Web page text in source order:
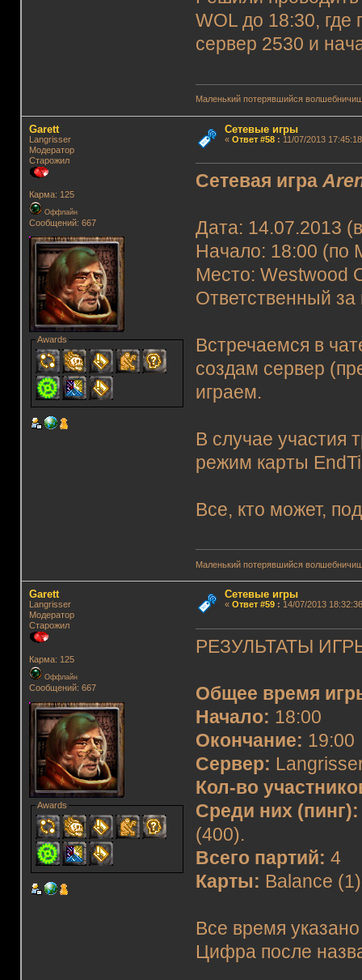
WOL до 18:30,
сервер 2530 и
Маленький потерявшийся
Garett
Langrisser
Модератор
Старожил
Карма: 125
Оффлайн
Сообщений: 667
Awards
Сетевые игры
« Ответ #58: 11/07/2013
Сетевая игра
Дата: 14.07.2013
Начало: 18:00 (по
Место: Westwood
Ответственный
Встречаемся в
создам сервер
играем.
В случае участия
режим карты
Все, кто может,
Маленький потерявшийся
Garett
Langrisser
Модератор
Старожил
Карма: 125
Оффлайн
Сообщений: 667
Awards
Сетевые игры
« Ответ #59: 14/07/2013
РЕЗУЛЬТАТЫ
Общее время
Начало: 18:00
Окончание: 19:00
Сервер:
Кол-во
Среди них (пинг):
(400).
Всего партий: 4
Карты: Balance
Все время
Цифра после